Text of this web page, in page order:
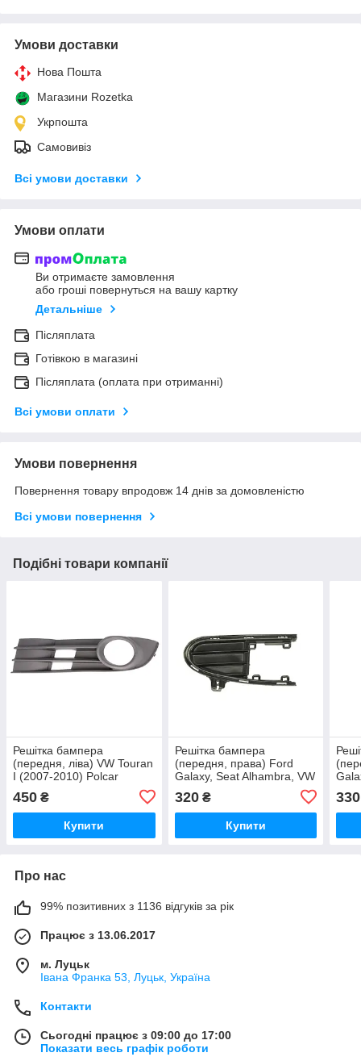
Умови доставки
Нова Пошта
Магазини Rozetka
Укрпошта
Самовивіз
Всі умови доставки
Умови оплати
Ви отримаєте замовлення
або гроші повернуться на вашу картку
Детальніше
Післяплата
Готівкою в магазині
Післяплата (оплата при отриманні)
Всі умови оплати
Умови повернення
Повернення товару впродовж 14 днів за домовленістю
Всі умови повернення
Подібні товари компанії
Решітка бампера
(передня, ліва) VW Touran
I (2007-2010) Polcar
450 ₴
Купити
Решітка бампера
(передня, права) Ford
Galaxy, Seat Alhambra, VW
Sharan (1995-2001) Polcar
320₴
Купити
330
Про нас
99% позитивних з 1136 відгуків за рік
Працює з 13.06.2017
м. Луцьк
Івана Франка 53, Луцьк, Україна
Контакти
Сьогодні працює з 09:00 до 17:00
Показати весь графік роботи